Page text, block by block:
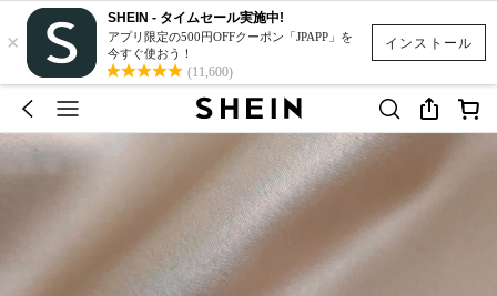
インストール
×
SHEIN - タイムセール実施中!
アプリ限定の500円OFFクーポン「JPAPP」を
今すぐ使おう！
(11,600)